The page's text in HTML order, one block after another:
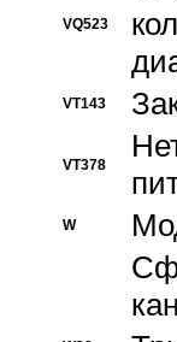
VQ523
VT143
VT378
W